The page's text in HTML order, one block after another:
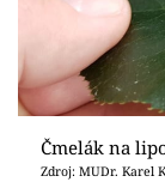
Čmelák na
Zdroj: MUDr. Karel